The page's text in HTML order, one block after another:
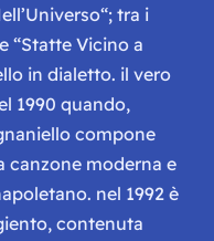
“; tra i
“Statte Vicino a
in dialetto. il vero
1990 quando,
compone
canzone moderna e
nel 1992 è
, contenuta